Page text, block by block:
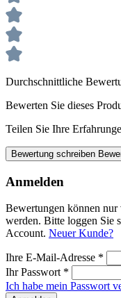
Durchschnittliche
Bewerten Sie dieses
Teilen Sie Ihre
Bewertung schreiben
Anmelden
Bewertungen können nur
werden. Bitte loggen Sie
Account. Neuer Kunde?
Ihre E-Mail-Adresse *
Ihr Passwort *
Ich habe mein Passwort